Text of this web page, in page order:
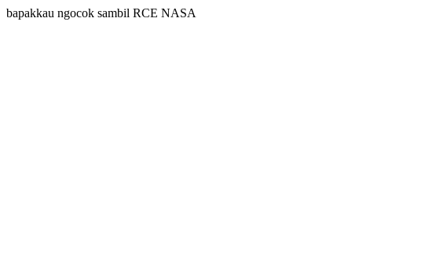
bapakkau ngocok sambil RCE NASA